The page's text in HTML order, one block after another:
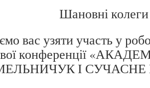
Шановні
вас узяти участь у
конференції
І